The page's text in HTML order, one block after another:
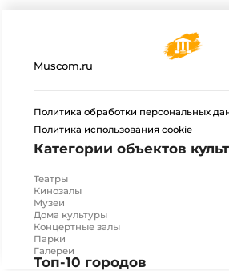
Muscom.ru
Политика обработки персональных
Политика использования cookie
Категории объектов
Театры
Кинозалы
Музеи
Дома культуры
Концертные залы
Парки
Галереи
Топ-10 городов